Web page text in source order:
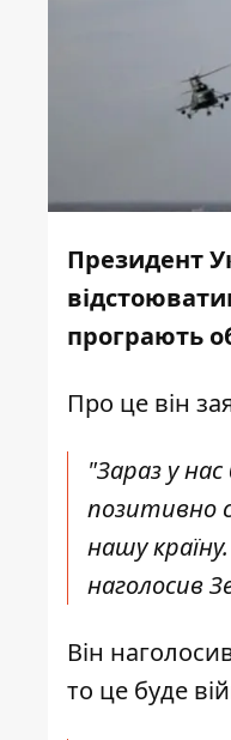
Президент
програють
Про це він
"Зараз у
позитивно
нашу
наголосив
Він
то це буде